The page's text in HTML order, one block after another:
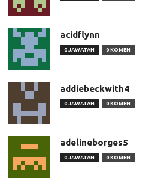
acidflynn
0 JAWATAN 0 KOMEN
addiebeckwith4
0 JAWATAN 0 KOMEN
adelineborges5
0 JAWATAN 0 KOMEN